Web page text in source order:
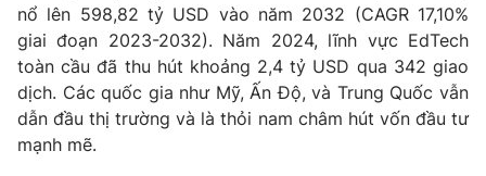
Góc doanh nghiệp
Truyền hình
Phim VTV
Hậu trường
Nhân vật
Giải trí
Điện ảnh
Đời sống
nổ lên 598,82 tỷ USD vào năm 2032 (CAGR 17,10%
giai đoạn 2023-2032). Năm 2024, lĩnh vực EdTech
toàn cầu đã thu hút khoảng 2,4 tỷ USD qua 342 giao
dịch. Các quốc gia như Mỹ, Ấn Độ, và Trung Quốc vẫn
dẫn đầu thị trường và là thỏi nam châm hút vốn đầu tư
mạnh mẽ.